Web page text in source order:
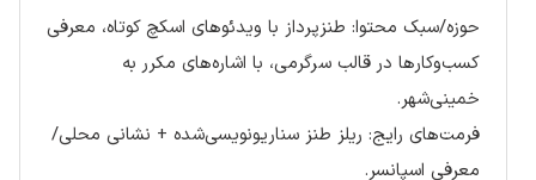
حوزه/سبک محتوا: طنزپرداز با ویدئوهای اسکچ کوتاه، معرفی
کسب‌وکارها در قالب سرگرمی، با اشاره‌های مکرر به
خمینی‌شهر.
فرمت‌های رایج: ریلز طنز سناریونویسی‌شده + نشانی محلی/
معرفی اسپانسر.